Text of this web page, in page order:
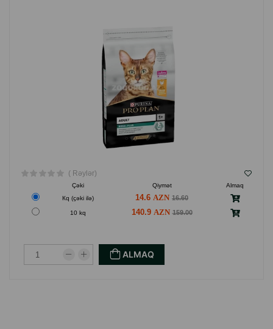
minerallar, bitki törəmələri, balıq yağı, vitaminlər,
antioksidantlar ( təbii mənşəli tokoferollar).
İstehsalçı ölkə: Rusiya.
( Rəylər)
Çəki Qiymət
Almaq
Кq (çəki ilə)
14.6 16.60
10 kq 140.9 159.00
ALMAQ